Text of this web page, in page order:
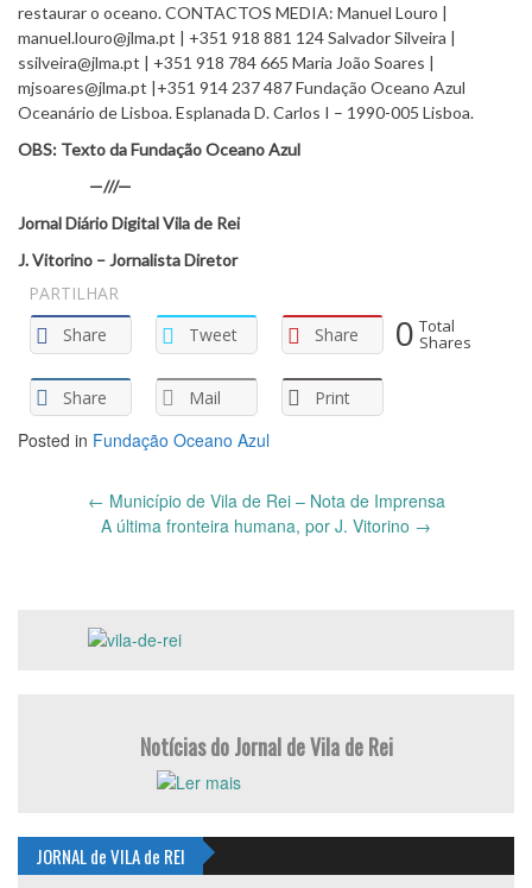
restaurar o oceano. CONTACTOS MEDIA: Manuel Louro |
manuel.louro@jlma.pt | +351 918 881 124 Salvador Silveira |
ssilveira@jlma.pt | +351 918 784 665 Maria João Soares |
mjsoares@jlma.pt |+351 914 237 487 Fundação Oceano Azul
Oceanário de Lisboa. Esplanada D. Carlos I – 1990-005 Lisboa.
OBS: Texto da Fundação Oceano Azul
—///—
Jornal Diário Digital Vila de Rei
J. Vitorino – Jornalista Diretor
PARTILHAR
Share
Tweet Share
Share Mail Print
0 Total
Shares
Posted in Fundação Oceano Azul
navigation
← Município de Vila de Rei – Nota de Imprensa
A última fronteira humana, por J. Vitorino →
Notícias do Jornal de Vila de Rei
JORNAL de VILA de REI